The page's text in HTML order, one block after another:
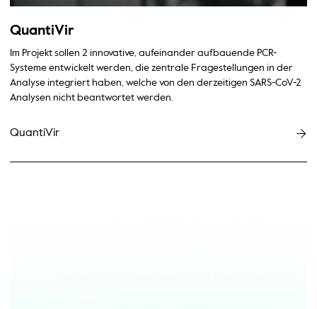
QuantiVir
Im Projekt sollen 2 innovative, aufeinander aufbauende PCR-
Systeme entwickelt werden, die zentrale Fragestellungen in der
Analyse integriert haben, welche von den derzeitigen SARS-CoV-2
Analysen nicht beantwortet werden.
QuantiVir